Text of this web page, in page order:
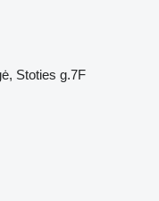
Stoties g.7F